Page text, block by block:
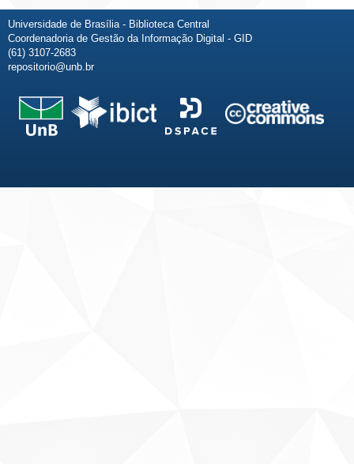
Universidade de Brasília - Biblioteca Central
Coordenadoria de Gestão da Informação Digital - GID
(61) 3107-2683
repositorio@unb.br